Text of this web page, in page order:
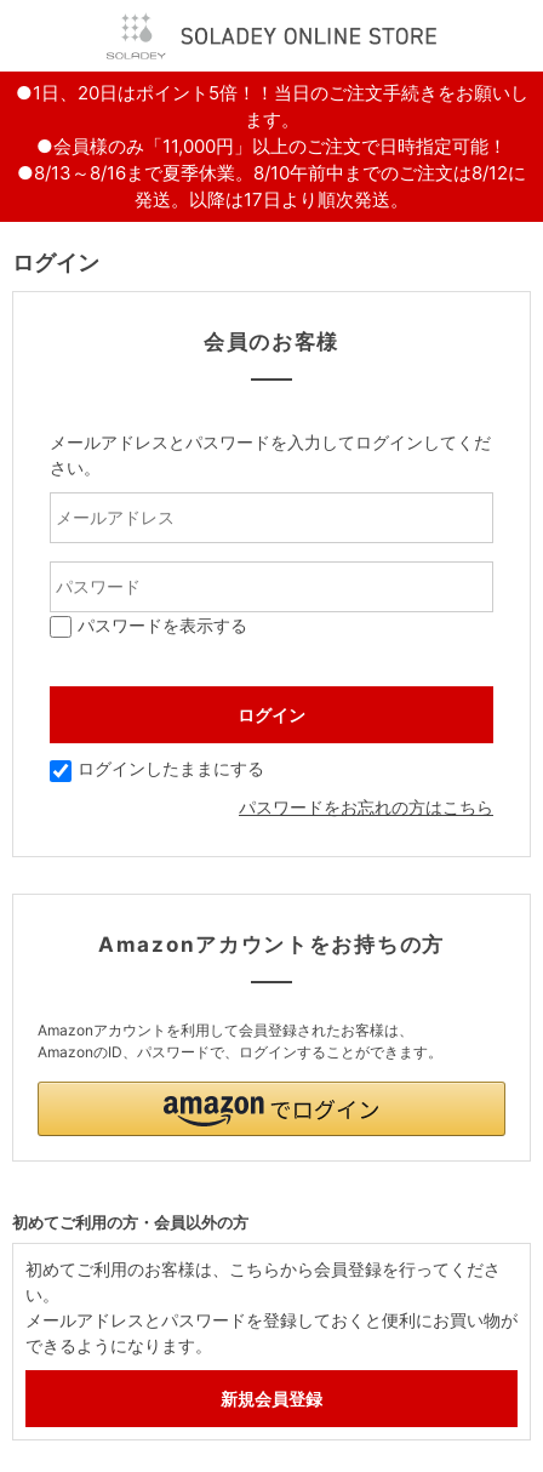
●1日、20日はポイント5倍！！当日のご注文手続きをお願いし
ます。
●会員様のみ「11,000円」以上のご注文で日時指定可能！
●8/13～8/16まで夏季休業。8/10午前中までのご注文は8/12に
発送。以降は17日より順次発送。
ログイン
会員のお客様
メールアドレスとパスワードを入力してログインしてくだ
さい。
パスワードを表示する
ログインしたままにする
パスワードをお忘れの方はこちら
Amazonアカウントをお持ちの方
Amazonアカウントを利用して会員登録されたお客様は、
AmazonのID、パスワードで、ログインすることができます。
初めてご利用の方・会員以外の方
初めてご利用のお客様は、こちらから会員登録を行ってくださ
い。
メールアドレスとパスワードを登録しておくと便利にお買い物が
できるようになります。